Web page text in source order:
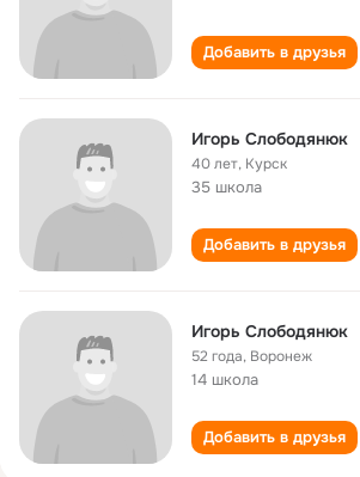
Добавить в друзья
Игорь Слободянюк
40 лет, Курск
35 школа
Добавить в друзья
Игорь Слободянюк
52 года, Воронеж
14 школа
Добавить в друзья